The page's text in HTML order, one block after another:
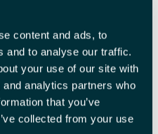
content and ads, to
and to analyse our traffic.
your use of our site with
analytics partners who
that you’ve
collected from your use
enkelt liv, med et naturlig
men vi har alt vi trenger. Vi
for å planlegge alt, men det